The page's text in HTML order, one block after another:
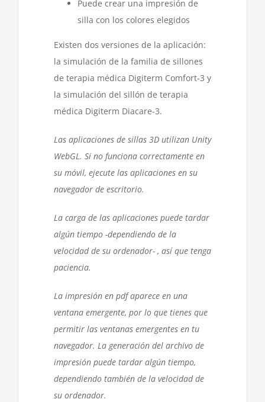
Puede crear una impresión de
silla con los colores elegidos
Existen dos versiones de la aplicación:
la simulación de la familia de sillones
de terapia médica Digiterm Comfort-3 y
la simulación del sillón de terapia
médica Digiterm Diacare-3.
Las aplicaciones de sillas 3D utilizan Unity
WebGL. Si no funciona correctamente en
su móvil, ejecute las aplicaciones en su
navegador de escritorio.
La carga de las aplicaciones puede tardar
algún tiempo -dependiendo de la
velocidad de su ordenador- , así que tenga
paciencia.
La impresión en pdf aparece en una
ventana emergente, por lo que tienes que
permitir las ventanas emergentes en tu
navegador. La generación del archivo de
impresión puede tardar algún tiempo,
dependiendo también de la velocidad de
su ordenador.